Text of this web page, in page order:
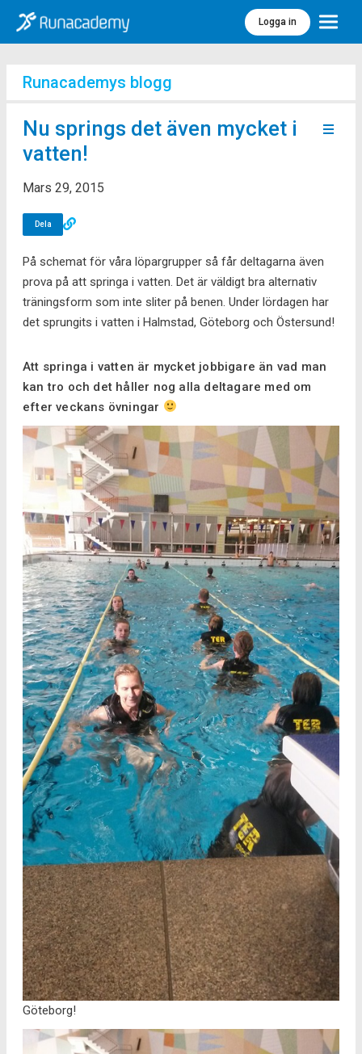
Logga in Meny
Runacademys blogg
Nu springs det även mycket i
vatten!
Mars 29, 2015
Dela
På schemat för våra löpargrupper så får deltagarna även
prova på att springa i vatten. Det är väldigt bra alternativ
träningsform som inte sliter på benen. Under lördagen har
det sprungits i vatten i Halmstad, Göteborg och Östersund!
Att springa i vatten är mycket jobbigare än vad man
kan tro och det håller nog alla deltagare med om
efter veckans övningar
Göteborg!